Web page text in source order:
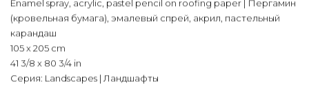
Enamel spray, acrylic, pastel pencil on roofing paper | Пергамин
(кровельная бумага), эмалевый спрей, акрил, пастельный
карандаш
105 x 205 cm
41 3/8 x 80 3/4 in
Серия: Landscapes | Ландшафты